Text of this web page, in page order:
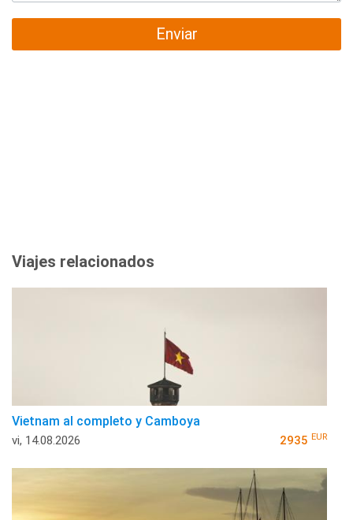
Enviar
Viajes relacionados
Vietnam al completo y Camboya
vi, 14.08.2026 2935 EUR